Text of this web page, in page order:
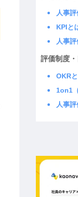
人事
KPIと
人事
評価制度
OKR
1on1
人事